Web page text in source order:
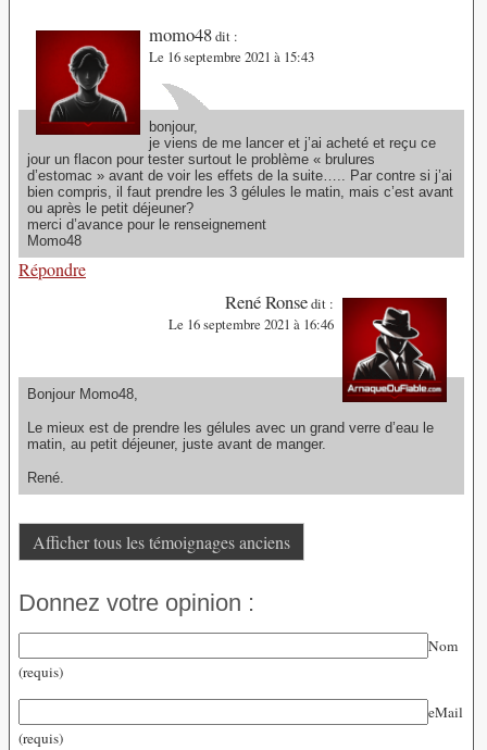
momo48dit :
Le 16 septembre 2021 à 15:43
bonjour,
je viens de me lancer et j’ai acheté et reçu ce
jour un flacon pour tester surtout le problème « brulures
d’estomac » avant de voir les effets de la suite….. Par contre si j’ai
bien compris, il faut prendre les 3 gélules le matin, mais c’est avant
ou après le petit déjeuner?
merci d’avance pour le renseignement
Momo48
Répondre
René Ronsedit :
Le 16 septembre 2021 à 16:46
Bonjour Momo48,
Le mieux est de prendre les gélules avec un grand verre d’eau le
matin, au petit déjeuner, juste avant de manger.
René.
Afficher tous les témoignages anciens
Donnez votre opinion :
Nom
(requis)
eMail
(requis)